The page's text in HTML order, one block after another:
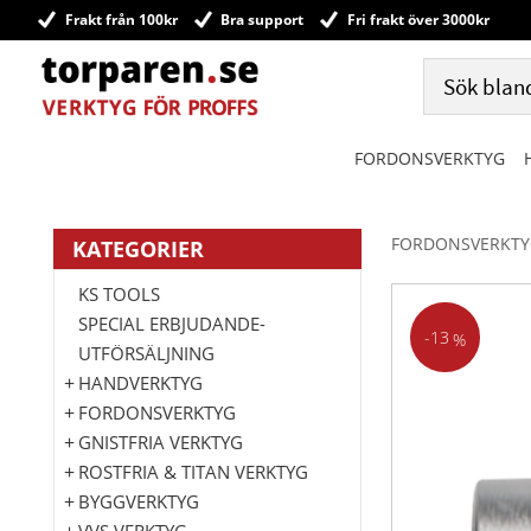
Frakt från 100kr Bra support Fri frakt över 3000kr
FORDONSVERKTYG
13 %
KATEGORIER
KS TOOLS
SPECIAL ERBJUDANDE-
UTFÖRSÄLJNING
HANDVERKTYG
FORDONSVERKTYG
GNISTFRIA VERKTYG
ROSTFRIA & TITAN VERKTYG
BYGGVERKTYG